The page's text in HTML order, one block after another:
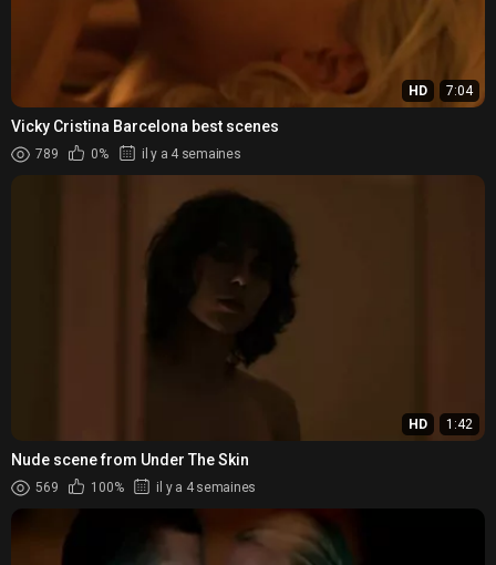
HD 7:04
Vicky Cristina Barcelona best scenes
789 0% il y a 4 semaines
HD 1:42
Nude scene from Under The Skin
569 100% il y a 4 semaines